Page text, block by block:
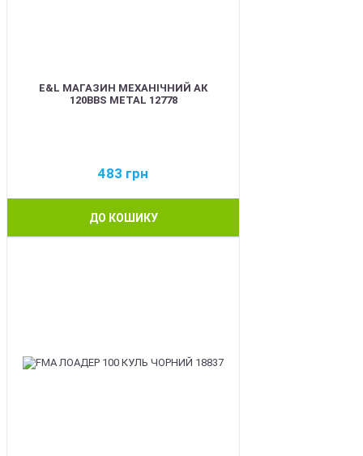
E&L МАГАЗИН МЕХАНІЧНИЙ АК
120BBS METAL 12778
483 грн
ДО КОШИКУ